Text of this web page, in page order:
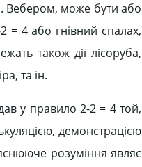
Вебером, може бути або
4 або гнівний спалах,
також дії лісоруба,
та ін.
у правило 2-2 = 4 той,
демонстрацією
розуміння являє